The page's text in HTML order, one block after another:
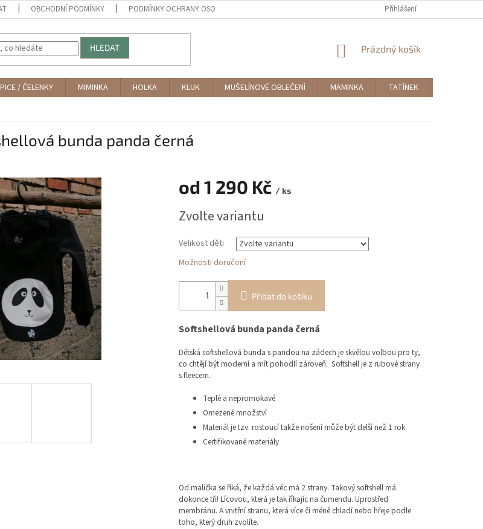
OBCHODNÍ PODMÍNKY PODMÍNKY OCHRANY OSOBNÍCH ÚDAJŮ Přihlášení
HLEDAT
NÁKUPNÍ
Prázdný košík
/ ČELENKY MIMINKA HOLKA KLUK MUŠELÍNOVÉ OBLEČENÍ MAMINKA TATÍNEK
bunda panda černá
od 1 290 Kč / ks
cena:
Zvolte variantu
Velikost děti
Možnosti doručení
Přidat do košíku
Softshellová bunda panda černá
Dětská softshellová bunda s pandou na zádech je skvělou volbou pro ty,
co chtějí být moderní a mít pohodlí zároveň. Softshell je z rubové strany
s fleecem.
Teplé a nepromokavé
Omezené množství
Materiál je tzv. rostoucí takže nošení může být delší než 1 rok
Certifikované materiály
Od malička se říká, že každá věc má 2 strany. Takový softshell má
dokonce tři! Lícovou, která je tak říkajíc na čumendu. Uprostřed
membránu. A vnitřní stranu, která více či méně chladí nebo hřeje podle
toho, který druh zvolíte.